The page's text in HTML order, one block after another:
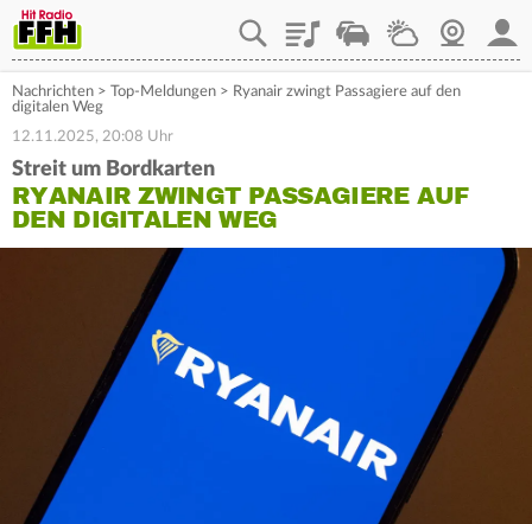
PlaylistStaupilotWetterWebcam
Nachrichten > Top-Meldungen > Ryanair zwingt Passagiere auf den
digitalen Weg
12.11.2025, 20:08 Uhr
Streit um Bordkarten
RYANAIR ZWINGT PASSAGIERE AUF
DEN DIGITALEN WEG